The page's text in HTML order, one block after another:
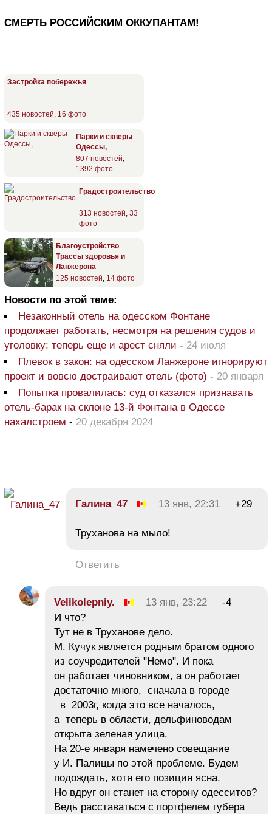
СМЕРТЬ РОССИЙСКИМ ОККУПАНТАМ!
Застройка побережья
435 новостей, 16 фото
Парки и скверы
Одессы,
807 новостей,
1392 фото
Градостроительство
313 новостей, 33
фото
Благоустройство
Трассы здоровья и
Ланжерона
125 новостей, 14 фото
Новости по этой теме:
Незаконный отель на одесском Фонтане
продолжает работать, несмотря на решения судов и
уголовку: теперь еще и арест сняли - 24 июля
Плевок в закон: на одесском Ланжероне игнорируют
проект и вовсю достраивают отель (фото) - 20 января
Попытка провалилась: суд отказался признавать
отель-барак на склоне 13-й Фонтана в Одессе
нахалстроем - 20 декабря 2024
Галина_47 13 янв, 22:31 +29
Труханова на мыло!
Ответить
Velikolepniy. 13 янв, 23:22
-4
И что?
Тут не в Труханове дело.
М. Кучук является родным братом одного
из соучредителей "Немо". И пока
он работает чиновником, а он работает
достаточно много, сначала в городе
в 2003г, когда это все началось,
а теперь в области, дельфиноводам
открыта зеленая улица.
На 20-е января намечено совещание
у И. Палицы по этой проблеме. Будем
подождать, хотя его позиция ясна.
Но вдруг он станет на сторону одесситов?
Ведь расставаться с портфелем губера